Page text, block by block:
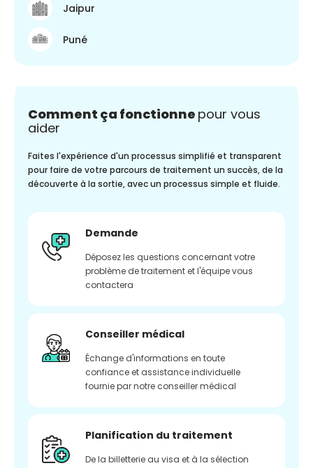
Jaipur
Puné
Comment ça fonctionne pour vous
aider
Faites l'expérience d'un processus simplifié et transparent
pour faire de votre parcours de traitement un succès, de la
découverte à la sortie, avec un processus simple et fluide.
Demande
Déposez les questions concernant votre
problème de traitement et l'équipe vous
contactera
Conseiller médical
Échange d'informations en toute
confiance et assistance individuelle
fournie par notre conseiller médical
Planification du traitement
De la billetterie au visa et à la sélection